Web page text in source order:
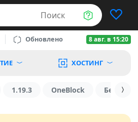
Поиск
Обновлено 8 авг. в 15:20
ХОСТИНГ
1.19.3 OneBlock БедВарс